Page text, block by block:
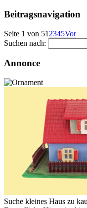
Beitragsnavigation
Seite 1 von 51 2345Vor
Suchen nach:
Annonce
Suche kleines Haus zu